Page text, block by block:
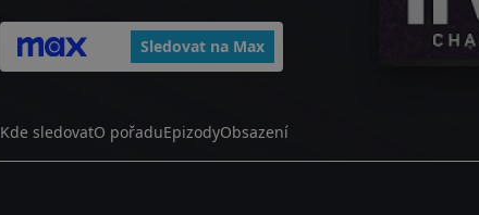
Sledovat na Max
Kde sledovatO pořaduEpizodyObsazení